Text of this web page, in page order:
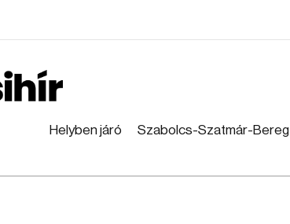
Helyben járó Szabolcs-Szatmár-Bereg